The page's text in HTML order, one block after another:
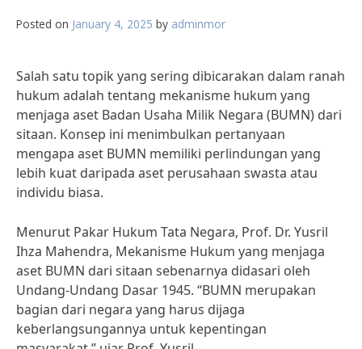
Posted on January 4, 2025 by adminmor
Salah satu topik yang sering dibicarakan dalam ranah
hukum adalah tentang mekanisme hukum yang
menjaga aset Badan Usaha Milik Negara (BUMN) dari
sitaan. Konsep ini menimbulkan pertanyaan
mengapa aset BUMN memiliki perlindungan yang
lebih kuat daripada aset perusahaan swasta atau
individu biasa.
Menurut Pakar Hukum Tata Negara, Prof. Dr. Yusril
Ihza Mahendra, Mekanisme Hukum yang menjaga
aset BUMN dari sitaan sebenarnya didasari oleh
Undang-Undang Dasar 1945. “BUMN merupakan
bagian dari negara yang harus dijaga
keberlangsungannya untuk kepentingan